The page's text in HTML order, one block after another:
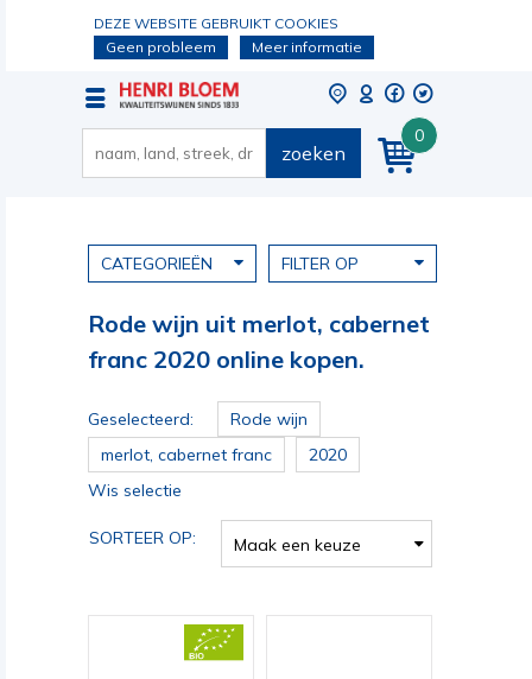
DEZE WEBSITE GEBRUIKT COOKIES
Geen probleem
Meer informatie
0
zoeken
CATEGORIEËN FILTER OP
Rode wijn uit merlot, cabernet
franc 2020 online kopen.
Geselecteerd:
Rode wijn
merlot, cabernet franc
2020
Wis selectie
SORTEER OP: Maak een keuze